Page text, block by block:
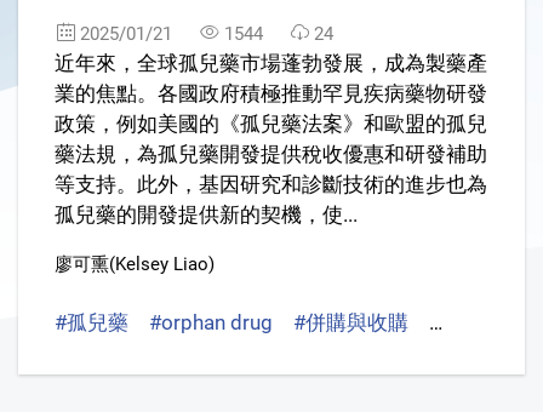
2025/01/21 1544 24
近年來，全球孤兒藥市場蓬勃發展，成為製藥產
業的焦點。各國政府積極推動罕見疾病藥物研發
政策，例如美國的《孤兒藥法案》和歐盟的孤兒
藥法規，為孤兒藥開發提供稅收優惠和研發補助
等支持。此外，基因研究和診斷技術的進步也為
孤兒藥的開發提供新的契機，使...
廖可熏(Kelsey Liao)
#孤兒藥 #orphan drug #併購與收購 #merger